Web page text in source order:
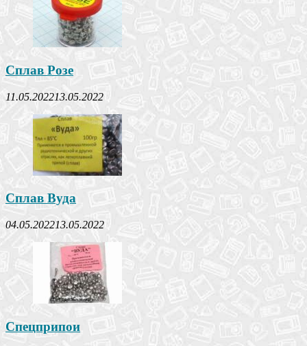
Сплав Розе
11.05.202213.05.2022
Сплав Вуда
04.05.202213.05.2022
Спецприпои